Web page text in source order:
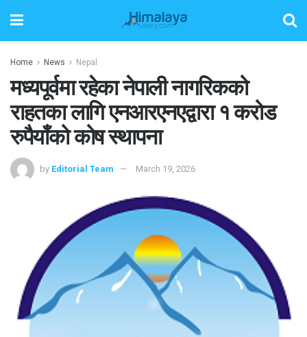
Home News Nepal
मध्यपूर्वमा रहेका नेपाली नागरिकको
राहतका लागि एनआरएनएद्वारा १ करोड
रुपैयाँको कोष स्थापना
by Editorial Team March 19, 2026